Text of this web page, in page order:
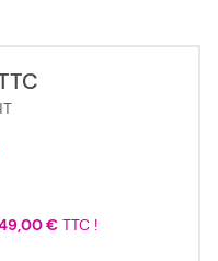
€TTC !